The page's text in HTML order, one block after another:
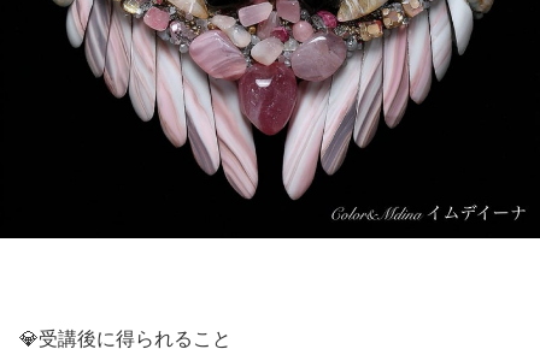
💎受講後に得られること